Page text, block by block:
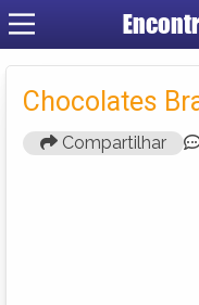
Chocolates
Compartilhar